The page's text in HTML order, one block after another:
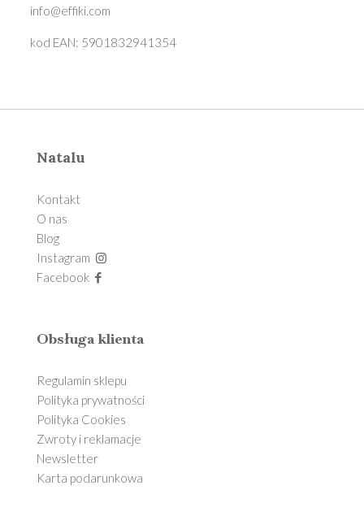
info@effiki.com
kod EAN: 5901832941354
Natalu
Kontakt
O nas
Blog
Instagram
Facebook
Obsługa klienta
Regulamin sklepu
Polityka prywatności
Polityka Cookies
Zwroty i reklamacje
Newsletter
Karta podarunkowa